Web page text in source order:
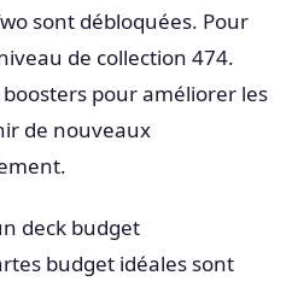
sont débloquées. Pour
de collection 474.
pour améliorer les
de nouveaux
deck budget
budget idéales sont